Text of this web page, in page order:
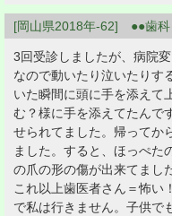
[岡山県2018年-62] ●●歯
3回受診しましたが、病院
なので動いたり泣いたりす
いた瞬間に頭に手を添えて
む？様に手を添えてたんで
せられてました。帰ってか
ました。すると、ほっぺた
の爪の形の傷が出来てまし
これ以上歯医者さん＝怖い
で私は行きません。子供で